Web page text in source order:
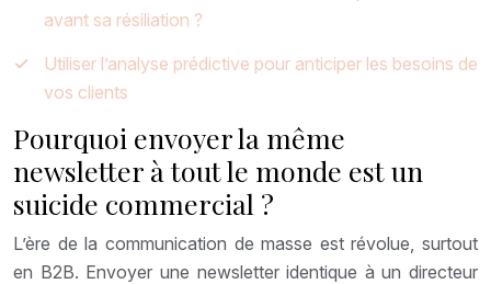
avant sa résiliation ?
Utiliser l’analyse prédictive pour anticiper les besoins de
vos clients
Pourquoi envoyer la même
newsletter à tout le monde est un
suicide commercial ?
L’ère de la communication de masse est révolue, surtout
en B2B. Envoyer une newsletter identique à un directeur